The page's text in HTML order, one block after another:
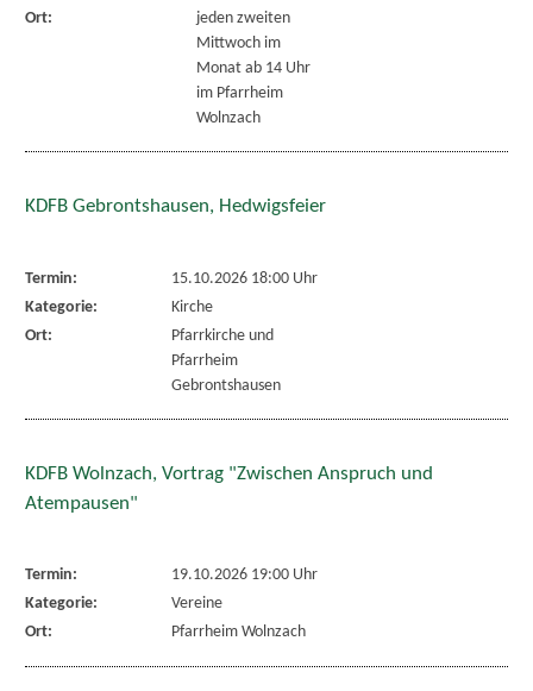
Ort:
jeden zweiten
Mittwoch im
Monat ab 14 Uhr
im Pfarrheim
Wolnzach
KDFB Gebrontshausen, Hedwigsfeier
Termin:
15.10.2026 18:00 Uhr
Kategorie:
Kirche
Ort:
Pfarrkirche und
Pfarrheim
Gebrontshausen
KDFB Wolnzach, Vortrag "Zwischen Anspruch und
Atempausen"
Termin:
19.10.2026 19:00 Uhr
Kategorie:
Vereine
Ort:
Pfarrheim Wolnzach